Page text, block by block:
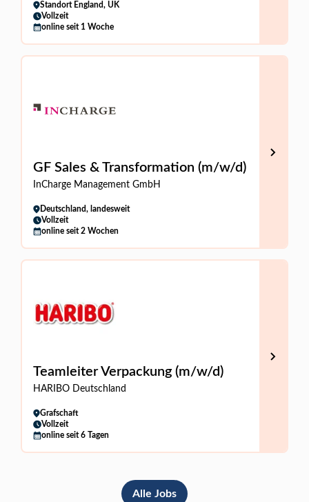
Standort England, UK
Vollzeit
online seit 1 Woche
GF Sales & Transformation (m/w/d)
InCharge Management GmbH
Deutschland, landesweit
Vollzeit
online seit 2 Wochen
Teamleiter Verpackung (m/w/d)
HARIBO Deutschland
Grafschaft
Vollzeit
online seit 6 Tagen
Alle Jobs